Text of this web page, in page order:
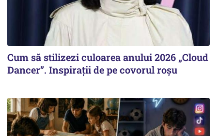
Cum să stilizezi culoarea anului 2026 „Cloud
Dancer”. Inspirații de pe covorul roșu